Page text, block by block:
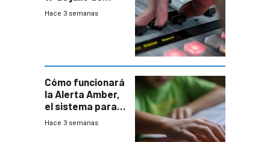
2026
Hace 3 semanas
Cómo funcionará
la Alerta Amber,
el sistema para
la búsqueda
Hace 3 semanas